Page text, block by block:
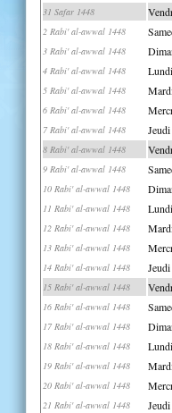
31 Safar 1448
2 Rabi' al-awwal 1448
3 Rabi' al-awwal 1448
4 Rabi' al-awwal 1448
5 Rabi' al-awwal 1448
6 Rabi' al-awwal 1448
7 Rabi' al-awwal 1448
8 Rabi' al-awwal 1448
9 Rabi' al-awwal 1448
10 Rabi' al-awwal 1448
11 Rabi' al-awwal 1448
12 Rabi' al-awwal 1448
13 Rabi' al-awwal 1448
14 Rabi' al-awwal 1448
15 Rabi' al-awwal 1448
16 Rabi' al-awwal 1448
17 Rabi' al-awwal 1448
18 Rabi' al-awwal 1448
19 Rabi' al-awwal 1448
20 Rabi' al-awwal 1448
21 Rabi' al-awwal 1448